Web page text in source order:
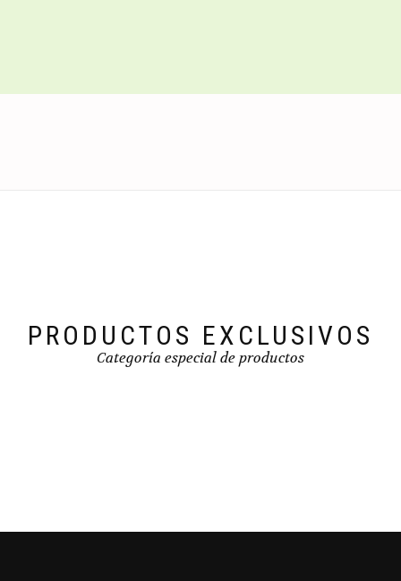
PRODUCTOS EXCLUSIVOS
Categoría especial de productos